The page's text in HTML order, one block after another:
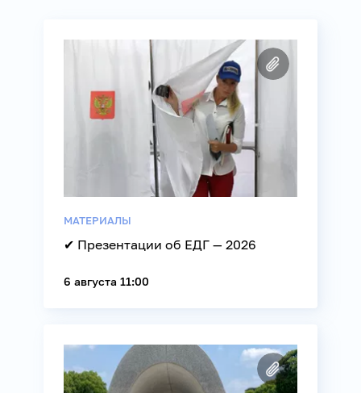
МАТЕРИАЛЫ
✔ Презентации об ЕДГ — 2026
6 августа 11:00